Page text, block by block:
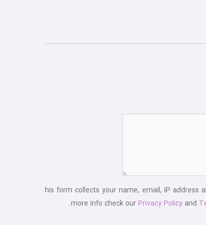
This form collects your name, email, IP
more info check ourPrivacy Policyand